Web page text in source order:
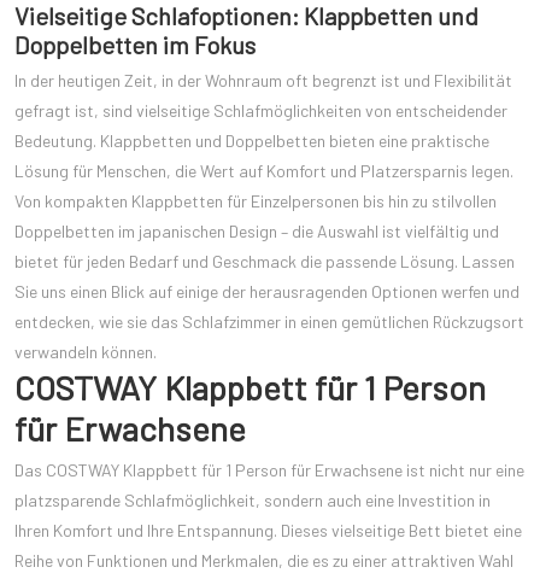
Vielseitige Schlafoptionen: Klappbetten und
Doppelbetten im Fokus
In der heutigen Zeit, in der Wohnraum oft begrenzt ist und Flexibilität
gefragt ist, sind vielseitige Schlafmöglichkeiten von entscheidender
Bedeutung. Klappbetten und Doppelbetten bieten eine praktische
Lösung für Menschen, die Wert auf Komfort und Platzersparnis legen.
Von kompakten Klappbetten für Einzelpersonen bis hin zu stilvollen
Doppelbetten im japanischen Design – die Auswahl ist vielfältig und
bietet für jeden Bedarf und Geschmack die passende Lösung. Lassen
Sie uns einen Blick auf einige der herausragenden Optionen werfen und
entdecken, wie sie das Schlafzimmer in einen gemütlichen Rückzugsort
verwandeln können.
COSTWAY Klappbett für 1 Person
für Erwachsene
Das COSTWAY Klappbett für 1 Person für Erwachsene ist nicht nur eine
platzsparende Schlafmöglichkeit, sondern auch eine Investition in
Ihren Komfort und Ihre Entspannung. Dieses vielseitige Bett bietet eine
Reihe von Funktionen und Merkmalen, die es zu einer attraktiven Wahl